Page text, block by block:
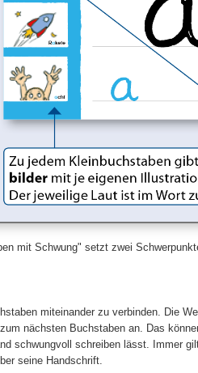
mit Schwung" setzt zwei
miteinander zu verbinden. Die
nächsten Buchstaben an. Das
schwungvoll schreiben lässt. Immer
seine Handschrift.